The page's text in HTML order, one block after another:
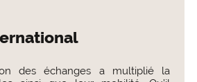
des échanges a multiplié la